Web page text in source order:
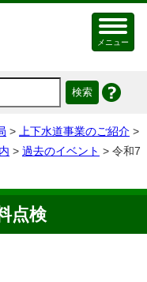
メニュー
> 上下水道事業のご紹介 >
> 過去のイベント > 令和7
点検